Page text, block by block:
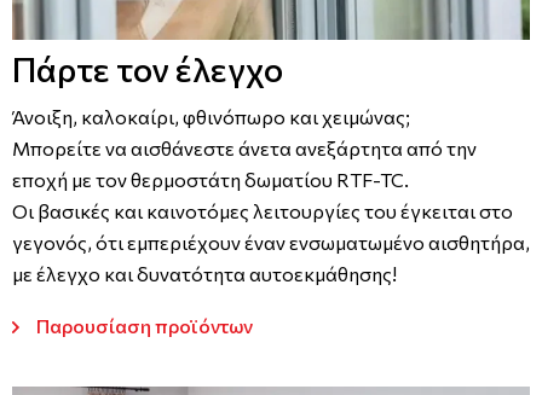
Πάρτε τον έλεγχο
Άνοιξη, καλοκαίρι, φθινόπωρο και χειμώνας;
Μπορείτε να αισθάνεστε άνετα ανεξάρτητα από την
εποχή με τον θερμοστάτη δωματίου RTF-TC.
Οι βασικές και καινοτόμες λειτουργίες του έγκειται στο
γεγονός, ότι εμπεριέχουν έναν ενσωματωμένο αισθητήρα,
με έλεγχο και δυνατότητα αυτοεκμάθησης!
Παρουσίαση προϊόντων